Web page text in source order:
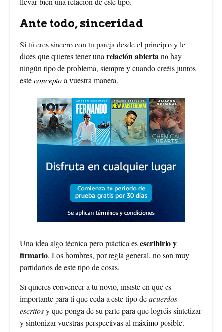
Ante todo, sinceridad
Si tú eres sincero con tu pareja desde el principio y le
dices que quieres tener una relación abierta no hay
ningún tipo de problema, siempre y cuando creéis juntos
esteconceptoa vuestra manera.
Una idea algo técnica pero práctica esescribirlo y
firmarlo. Los hombres, por regla general, no son muy
partidarios de este tipo de cosas.
Si quieres convencer a tu novio, insiste en que es
importante para ti que ceda a este tipo deacuerdos
escritosy que ponga de su parte para que logréis sintetizar
y sintonizar vuestras perspectivas al máximo posible.